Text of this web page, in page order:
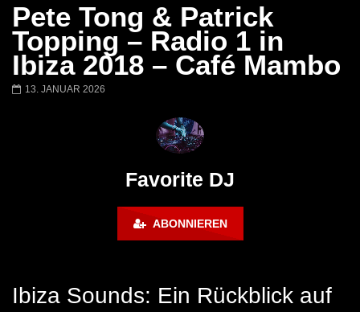
Später
Pete Tong & Patrick
Topping – Radio 1 in
Ibiza 2018 – Café Mambo
13. JANUAR 2026
Favorite DJ
ABONNIEREN
Ibiza Sounds: Ein Rückblick auf